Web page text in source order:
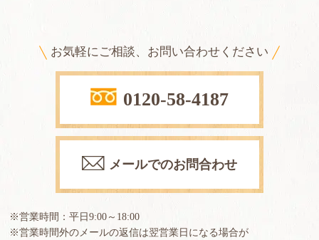
お気軽にご相談、お問い合わせください
0120-58-4187
メールでのお問合わせ
※営業時間：平日9:00～18:00
※営業時間外のメールの返信は翌営業日になる場合が